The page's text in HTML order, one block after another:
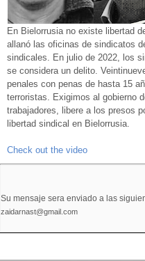
En Bielorrusia no existe libertad
allanó las oficinas de sindicatos
sindicales. En julio de 2022, los
se considera un delito.
penales con penas de hasta 15
terroristas. Exigimos al gobierno
trabajadores, libere a los presos
libertad sindical en Bielorrusia.
Check out the video
Su mensaje sera enviado a las
zaidarnast@gmail.com